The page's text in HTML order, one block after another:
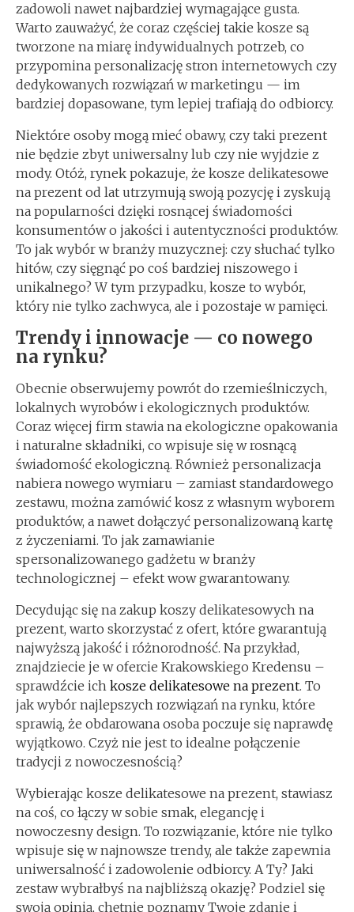
zadowoli nawet najbardziej wymagające gusta.
Warto zauważyć, że coraz częściej takie kosze są
tworzone na miarę indywidualnych potrzeb, co
przypomina personalizację stron internetowych czy
dedykowanych rozwiązań w marketingu — im
bardziej dopasowane, tym lepiej trafiają do odbiorcy.
Niektóre osoby mogą mieć obawy, czy taki prezent
nie będzie zbyt uniwersalny lub czy nie wyjdzie z
mody. Otóż, rynek pokazuje, że kosze delikatesowe
na prezent od lat utrzymują swoją pozycję i zyskują
na popularności dzięki rosnącej świadomości
konsumentów o jakości i autentyczności produktów.
To jak wybór w branży muzycznej: czy słuchać tylko
hitów, czy sięgnąć po coś bardziej niszowego i
unikalnego? W tym przypadku, kosze to wybór,
który nie tylko zachwyca, ale i pozostaje w pamięci.
Trendy i innowacje — co nowego
na rynku?
Obecnie obserwujemy powrót do rzemieślniczych,
lokalnych wyrobów i ekologicznych produktów.
Coraz więcej firm stawia na ekologiczne opakowania
i naturalne składniki, co wpisuje się w rosnącą
świadomość ekologiczną. Również personalizacja
nabiera nowego wymiaru – zamiast standardowego
zestawu, można zamówić kosz z własnym wyborem
produktów, a nawet dołączyć personalizowaną kartę
z życzeniami. To jak zamawianie
spersonalizowanego gadżetu w branży
technologicznej – efekt wow gwarantowany.
Decydując się na zakup koszy delikatesowych na
prezent, warto skorzystać z ofert, które gwarantują
najwyższą jakość i różnorodność. Na przykład,
znajdziecie je w ofercie Krakowskiego Kredensu –
sprawdźcie ich kosze delikatesowe na prezent. To
jak wybór najlepszych rozwiązań na rynku, które
sprawią, że obdarowana osoba poczuje się naprawdę
wyjątkowo. Czyż nie jest to idealne połączenie
tradycji z nowoczesnością?
Wybierając kosze delikatesowe na prezent, stawiasz
na coś, co łączy w sobie smak, elegancję i
nowoczesny design. To rozwiązanie, które nie tylko
wpisuje się w najnowsze trendy, ale także zapewnia
uniwersalność i zadowolenie odbiorcy. A Ty? Jaki
zestaw wybrałbyś na najbliższą okazję? Podziel się
swoją opinią, chętnie poznamy Twoje zdanie i